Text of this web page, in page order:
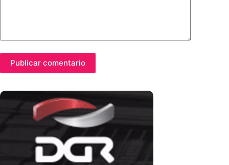
Publicar comentario